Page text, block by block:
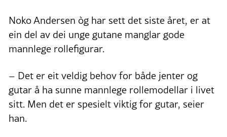
Noko Andersen òg har sett det siste året, er at
ein del av dei unge gutane manglar gode
mannlege rollefigurar.
– Det er eit veldig behov for både jenter og
gutar å ha sunne mannlege rollemodellar i livet
sitt. Men det er spesielt viktig for gutar, seier
han.